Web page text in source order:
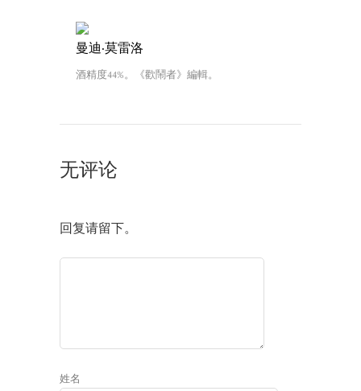
曼迪·莫雷洛
酒精度44%。《歡鬧者》編輯。
无评论
回复请留下。
姓名